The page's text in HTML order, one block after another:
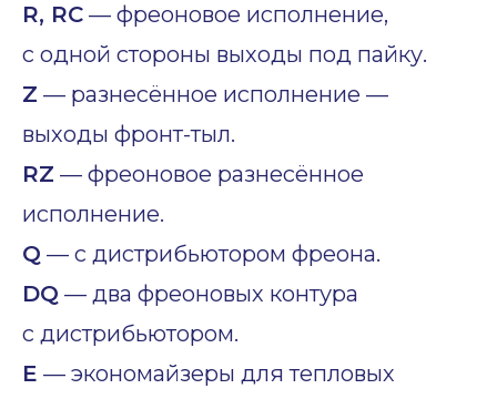
R, RC — фреоновое исполнение,
с одной стороны выходы под пайку.
Z — разнесённое исполнение —
выходы фронт-тыл.
RZ — фреоновое разнесённое
исполнение.
Q — с дистрибьютором фреона.
DQ — два фреоновых контура
с дистрибьютором.
E — экономайзеры для тепловых